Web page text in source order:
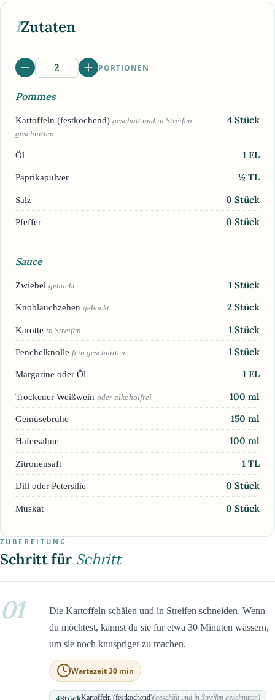
IZutaten
PORTIONEN
Pommes
Kartoffeln (festkochend) geschält und in Streifen
geschnitten
4 Stück
Öl 1 EL
Paprikapulver ½ TL
Salz 0 Stück
Pfeffer 0 Stück
Sauce
Zwiebel gehackt 1 Stück
Knoblauchzehen gehackt 2 Stück
Karotte in Streifen 1 Stück
Fenchelknolle fein geschnitten 1 Stück
Margarine oder Öl 1 EL
Trockener Weißwein oder alkoholfrei 100 ml
Gemüsebrühe 150 ml
Hafersahne 100 ml
Zitronensaft 1 TL
Dill oder Petersilie 0 Stück
Muskat 0 Stück
ZUBEREITUNG
Schritt für Schritt
01
Die Kartoffeln schälen und in Streifen schneiden. Wenn
du möchtest, kannst du sie für etwa 30 Minuten wässern,
um sie noch knuspriger zu machen.
Wartezeit 30 min
4StückKartoffeln (festkochend)(geschält und in Streifen geschnitten)